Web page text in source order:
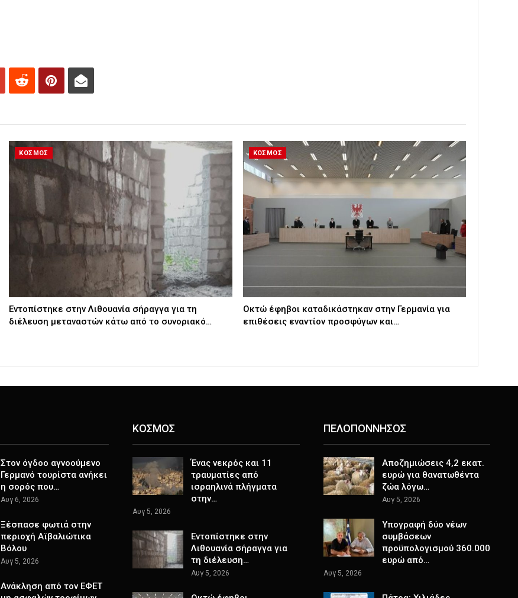
ΚΟΣΜΟΣ
Εντοπίστηκε στην Λιθουανία σήραγγα για τη
διέλευση μεταναστών κάτω από το συνοριακό…
ΚΟΣΜΟΣ
Οκτώ έφηβοι καταδικάστηκαν στην Γερμανία για
επιθέσεις εναντίον προσφύγων και…
Στον όγδοο αγνοούμενο
Γερμανό τουρίστα ανήκει
η σορός που…
Αυγ 6, 2026
Ξέσπασε φωτιά στην
περιοχή Αϊβαλιώτικα
Βόλου
Αυγ 5, 2026
Ανάκληση από τον ΕΦΕΤ
ΚΟΣΜΟΣ
Ένας νεκρός και 11
τραυματίες από
ισραηλινά πλήγματα
στην…
Αυγ 5, 2026
Εντοπίστηκε στην
Λιθουανία σήραγγα για
τη διέλευση…
Αυγ 5, 2026
ΠΕΛΟΠΟΝΝΗΣΟΣ
Αποζημιώσεις 4,2 εκατ.
ευρώ για θανατωθέντα
ζώα λόγω…
Αυγ 5, 2026
Υπογραφή δύο νέων
συμβάσεων
προϋπολογισμού 360.000
ευρώ από…
Αυγ 5, 2026